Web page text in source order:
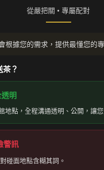
從嚴把關 • 專屬配對
根據您的需求，提供最懂您的
茶？
明
地點，全程溝通透明、公開，讓
警訊
碰面地點含糊其詞。